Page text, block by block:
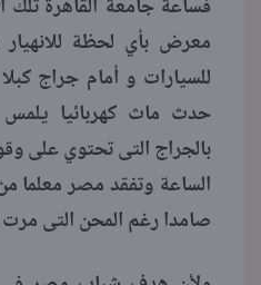
فساعة جامعة القاهرة تلك
معرض بأي لحظة
للسيارات و أمام جراج
حدث ماث كهربائيا يلمس
بالجراج التى تحتوي على
الساعة وتفقد مصر معلما
صامدا رغم المحن التى مرت